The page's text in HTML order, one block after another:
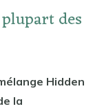
des
Hidden
la